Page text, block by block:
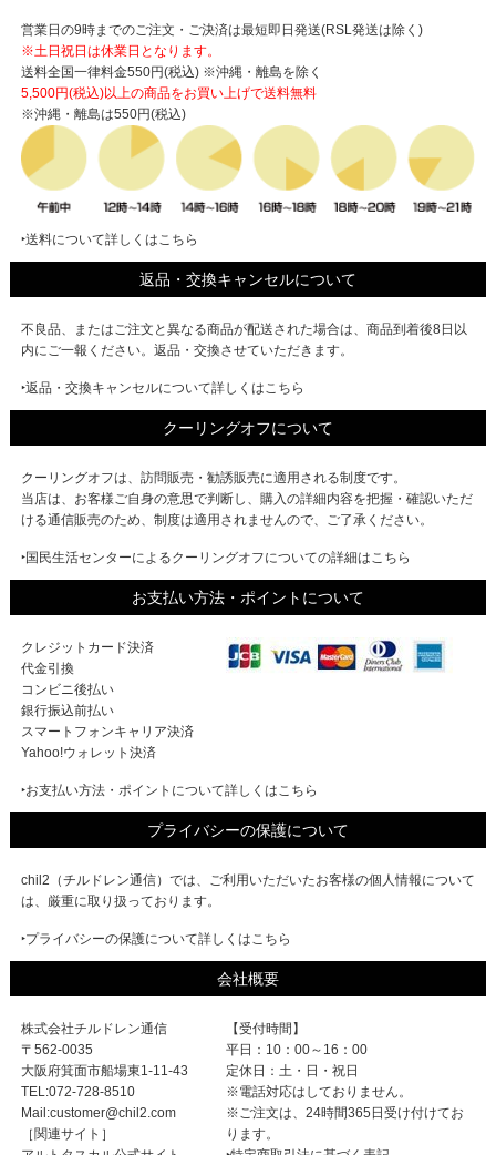
営業日の9時までのご注文・ご決済は最短即日発送(RSL発送は除く)
※土日祝日は休業日となります。
送料全国一律料金550円(税込) ※沖縄・離島を除く
5,500円(税込)以上の商品をお買い上げで送料無料
※沖縄・離島は550円(税込)
‣送料について詳しくはこちら
返品・交換キャンセルについて
不良品、またはご注文と異なる商品が配送された場合は、商品到着後8日以
内にご一報ください。返品・交換させていただきます。
‣返品・交換キャンセルについて詳しくはこちら
クーリングオフについて
クーリングオフは、訪問販売・勧誘販売に適用される制度です。
当店は、お客様ご自身の意思で判断し、購入の詳細内容を把握・確認いただ
ける通信販売のため、制度は適用されませんので、ご了承ください。
‣国民生活センターによるクーリングオフについての詳細はこちら
お支払い方法・ポイントについて
クレジットカード決済
代金引換
コンビニ後払い
銀行振込前払い
スマートフォンキャリア決済
Yahoo!ウォレット決済
‣お支払い方法・ポイントについて詳しくはこちら
プライバシーの保護について
chil2（チルドレン通信）では、ご利用いただいたお客様の個人情報について
は、厳重に取り扱っております。
‣プライバシーの保護について詳しくはこちら
会社概要
株式会社チルドレン通信
〒562-0035
大阪府箕面市船場東1-11-43
TEL:072-728-8510
Mail:customer@chil2.com
［関連サイト］
【受付時間】
平日：10：00～16：00
定休日：土・日・祝日
※電話対応はしておりません。
※ご注文は、24時間365日受け付けてお
ります。